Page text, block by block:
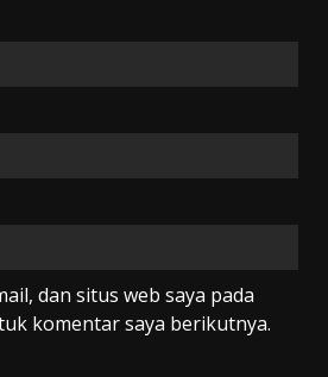
dan situs web saya pada
komentar saya berikutnya.